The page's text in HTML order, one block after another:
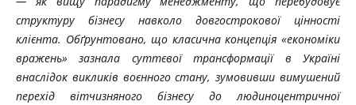
структуру бізнесу навколо довгострокової цінності
клієнта. Обґрунтовано, що класична концепція «економіки
вражень» зазнала суттєвої трансформації в Україні
внаслідок викликів воєнного стану, зумовивши вимушений
перехід вітчизняного бізнесу до людиноцентричної